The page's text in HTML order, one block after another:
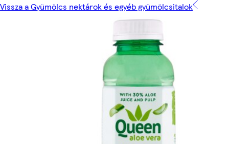
Vissza a Gyümölcs nektárok és egyéb gyümölcsitalok